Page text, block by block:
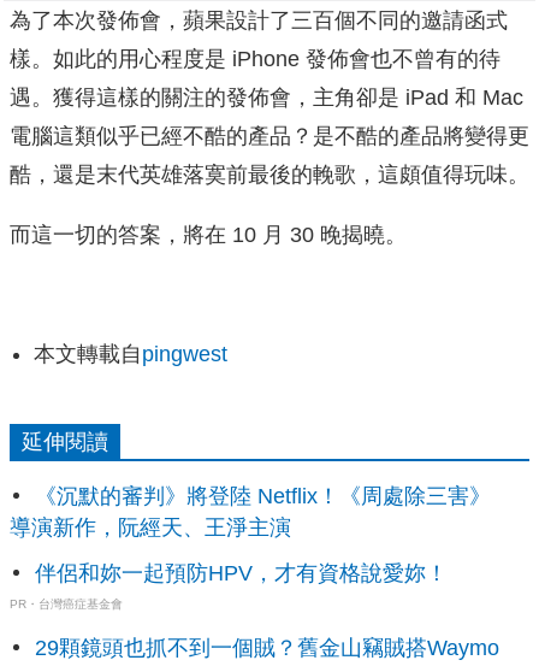
為了本次發佈會，蘋果設計了三百個不同的邀請函式
樣。如此的用心程度是 iPhone 發佈會也不曾有的待
遇。獲得這樣的關注的發佈會，主角卻是 iPad 和 Mac
電腦這類似乎已經不酷的產品？是不酷的產品將變得更
酷，還是末代英雄落寞前最後的輓歌，這頗值得玩味。
而這一切的答案，將在 10 月 30 晚揭曉。
本文轉載自 pingwest
延伸閱讀
《沉默的審判》將登陸 Netflix！《周處除三害》
導演新作，阮經天、王淨主演
伴侶和妳一起預防HPV，才有資格說愛妳！
PR・台灣癌症基金會
29顆鏡頭也抓不到一個賊？舊金山竊賊搭Waymo